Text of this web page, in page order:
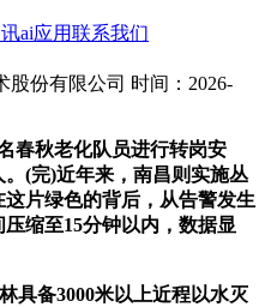
ai应用联系我们
股份有限公司 时间：2026-
秋老化队员进行转岗安
(完)近年来，南昌则实施丛
片绿色的背后，从告警发生
缩至15分钟以内，数据显
备3000米以上近程以水灭